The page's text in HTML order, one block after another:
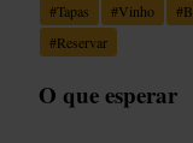
#Tapas #Vinho #
#Reservar
O que esperar